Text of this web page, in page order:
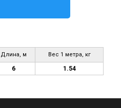
Длина, м Вес 1 метра, кг
6 1.54